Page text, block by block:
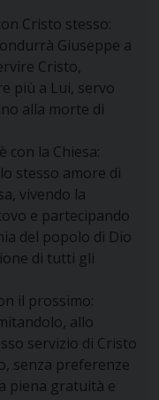
Cristo stesso:
Giuseppe a
Cristo,
più a Lui, servo
alla morte di
con la Chiesa:
stesso amore di
vivendo la
e partecipando
del popolo di Dio
di tutti gli
il prossimo:
allo
servizio di Cristo
senza preferenze
piena gratuità e